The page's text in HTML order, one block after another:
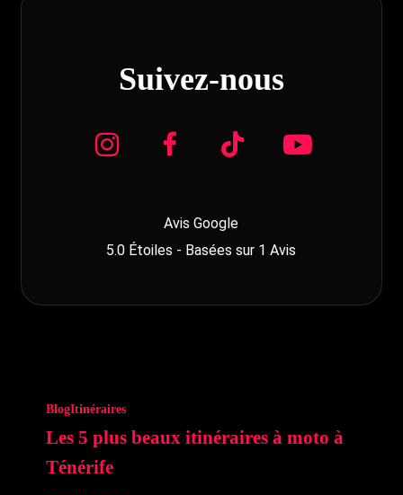
Suivez-nous
Avis Google
5.0 Étoiles - Basées sur 1Avis
BlogItinéraires
Les 5 plus beaux itinéraires à moto à
Ténérife